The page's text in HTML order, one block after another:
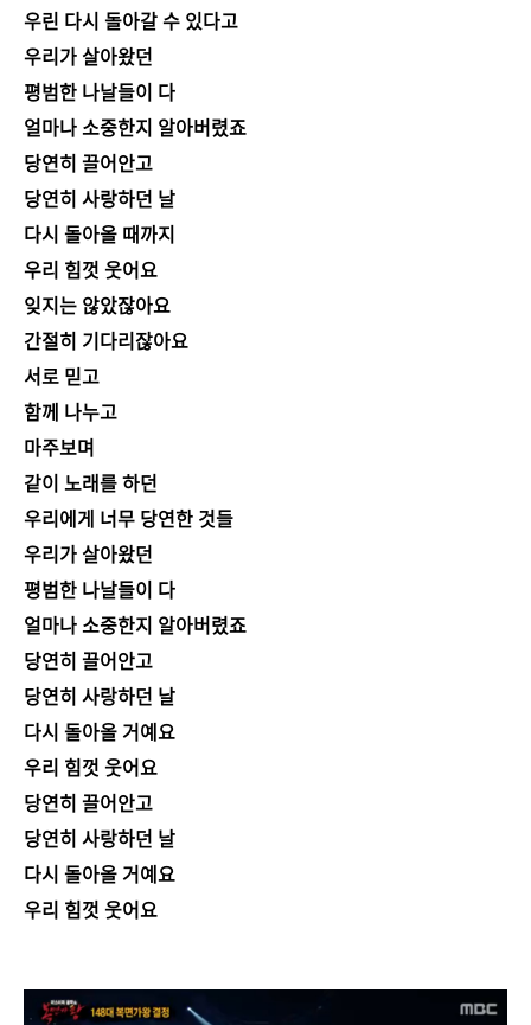
우린 다시 돌아갈 수 있다고
우리가 살아왔던
평범한 나날들이 다
얼마나 소중한지 알아버렸죠
당연히 끌어안고
당연히 사랑하던 날
다시 돌아올 때까지
우리 힘껏 웃어요
잊지는 않았잖아요
간절히 기다리잖아요
서로 믿고
함께 나누고
마주보며
같이 노래를 하던
우리에게 너무 당연한 것들
우리가 살아왔던
평범한 나날들이 다
얼마나 소중한지 알아버렸죠
당연히 끌어안고
당연히 사랑하던 날
다시 돌아올 거예요
우리 힘껏 웃어요
당연히 끌어안고
당연히 사랑하던 날
다시 돌아올 거예요
우리 힘껏 웃어요